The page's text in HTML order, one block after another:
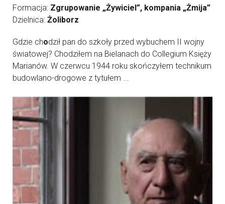
Formacja: Zgrupowanie „Żywiciel”, kompania „Żmija”
Dzielnica: Żoliborz
Gdzie chodził pan do szkoły przed wybuchem II wojny
światowej? Chodziłem na Bielanach do Collegium Księży
Marianów. W czerwcu 1944 roku skończyłem technikum
budowlano-drogowe z tytułem ...